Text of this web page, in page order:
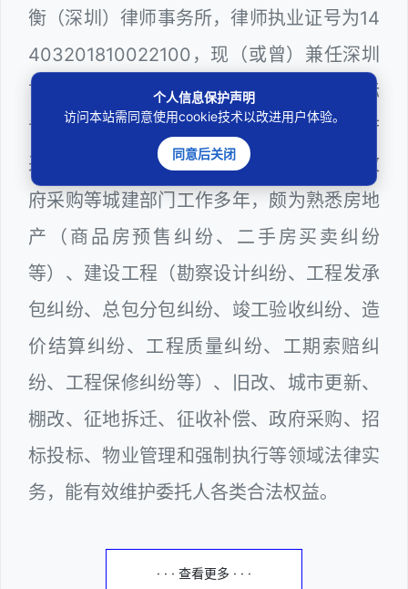
衡（深圳）律师事务所，律师执业证号为14
403201810022100，现（或曾）兼任深圳
市某区建筑工务署公职律师、建设工程定标
专家、深圳市人民政府听证员、深圳市政府
采购评审专家（法律类），在建筑工务、政
府采购等城建部门工作多年，颇为熟悉房地
产（商品房预售纠纷、二手房买卖纠纷
等）、建设工程（勘察设计纠纷、工程发承
包纠纷、总包分包纠纷、竣工验收纠纷、造
价结算纠纷、工程质量纠纷、工期索赔纠
纷、工程保修纠纷等）、旧改、城市更新、
棚改、征地拆迁、征收补偿、政府采购、招
标投标、物业管理和强制执行等领域法律实
务，能有效维护委托人各类合法权益。
· · · 查看更多 · · ·
个人信息保护声明
访问本站需同意使用cookie技术以改进用户体验。
同意后关闭